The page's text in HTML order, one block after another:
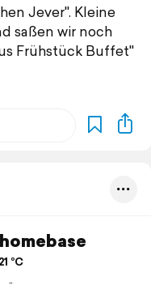
Jever". Kleine
saßen wir noch
Frühstück Buffet"
°C